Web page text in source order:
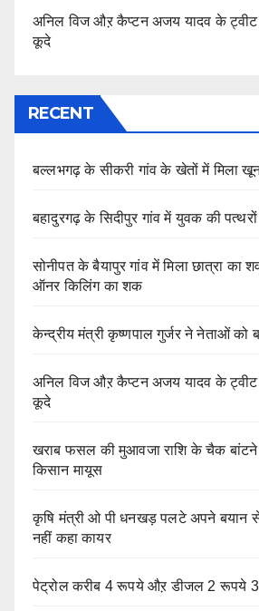
अनिल विज औऱ कैप्टन अजय यादव के ट्वीट
कूदे
RECENT
बल्लभगढ़ के सीकरी गांव के खेतों में मिला
बहादुरगढ़ के सिदीपुर गांव में युवक की
सोनीपत के बैयापुर गांव में मिला छात्रा का
ऑनर किलिंग का शक
केन्द्रीय मंत्री कृष्णपाल गुर्जर ने नेताओं को
अनिल विज औऱ कैप्टन अजय यादव के ट्वीट
कूदे
खराब फसल की मुआवजा राशि के चैक
किसान मायूस
कृषि मंत्री ओ पी धनखड़ पलटे अपने बयान
नहीं कहा कायर
पेट्रोल करीब 4 रूपये औऱ डीजल 2 रूपये